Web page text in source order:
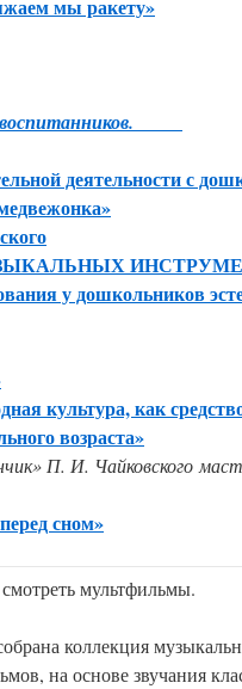
мы ракету»
воспитанников.
деятельности с
у дошкольников
культура, как
возраста»
П. И. Чайковского
сном»
мультфильмы.
коллекция
на основе звучания